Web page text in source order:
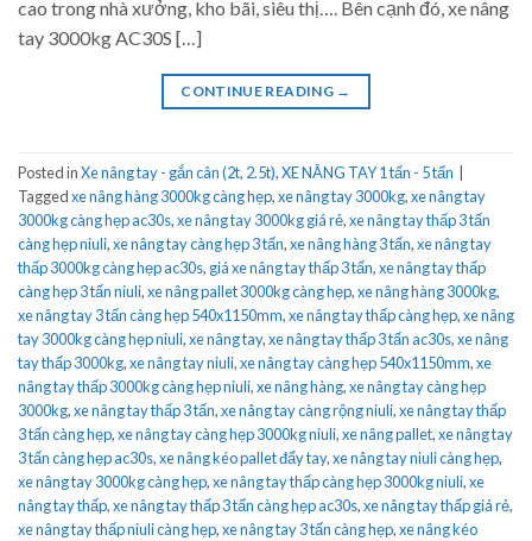
cao trong nhà xưởng, kho bãi, siêu thị…. Bên cạnh đó, xe nâng
tay 3000kg AC30S […]
CONTINUE READING →
Posted inXe nâng tay - gắn cân (2t, 2.5t),XE NÂNG TAY 1 tấn - 5 tấn
Taggedxe nâng hàng 3000kg càng hẹp,xe nâng tay 3000kg,xe nâng tay
3000kg càng hẹp ac30s,xe nâng tay 3000kg giá rẻ,xe nâng tay thấp 3 tấn
càng hẹp niuli,xe nâng tay càng hẹp 3 tấn,xe nâng hàng 3 tấn,xe nâng tay
thấp 3000kg càng hẹp ac30s, giá xe nâng tay thấp 3 tấn,xe nâng tay thấp
càng hẹp 3 tấn niuli,xe nâng pallet 3000kg càng hẹp,xe nâng hàng 3000kg,
xe nâng tay 3 tấn càng hẹp 540x1150mm,xe nâng tay thấp càng hẹp,xe nâng
tay 3000kg càng hẹp niuli,xe nâng tay,xe nâng tay thấp 3 tấn ac30s,xe nâng
tay thấp 3000kg,xe nâng tay niuli,xe nâng tay càng hẹp 540x1150mm,xe
nâng tay thấp 3000kg càng hẹp niuli,xe nâng hàng,xe nâng tay càng hẹp
3000kg,xe nâng tay thấp 3 tấn,xe nâng tay càng rộng niuli,xe nâng tay thấp
3 tấn càng hẹp,xe nâng tay càng hẹp 3000kg niuli,xe nâng pallet,xe nâng tay
3 tấn càng hẹp ac30s,xe nâng kéo pallet đẩy tay,xe nâng tay niuli càng hẹp,
xe nâng tay 3000kg càng hẹp,xe nâng tay thấp càng hẹp 3000kg niuli,xe
nâng tay thấp,xe nâng tay thấp 3 tấn càng hẹp ac30s,xe nâng tay thấp giá rẻ,
xe nâng tay thấp niuli càng hẹp,xe nâng tay 3 tấn càng hẹp,xe nâng kéo